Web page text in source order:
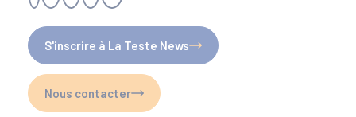
S'inscrire à La Teste News
Nous contacter